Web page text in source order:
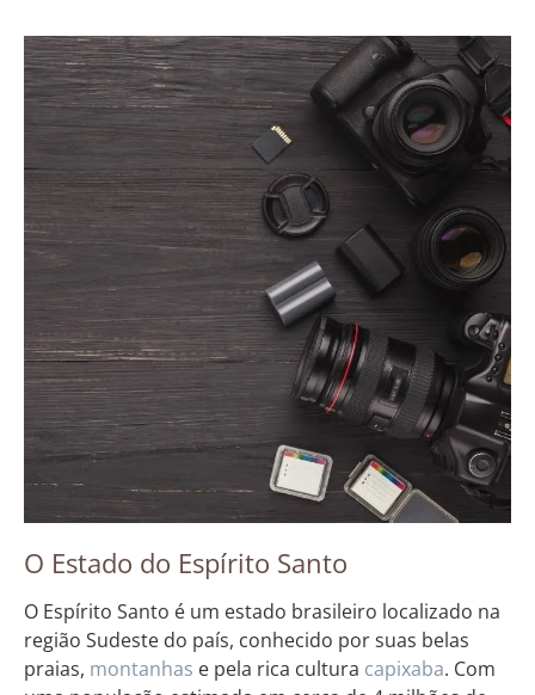
O Estado do Espírito Santo
O Espírito Santo é um estado brasileiro localizado na
região Sudeste do país, conhecido por suas belas
praias, montanhas e pela rica cultura capixaba. Com